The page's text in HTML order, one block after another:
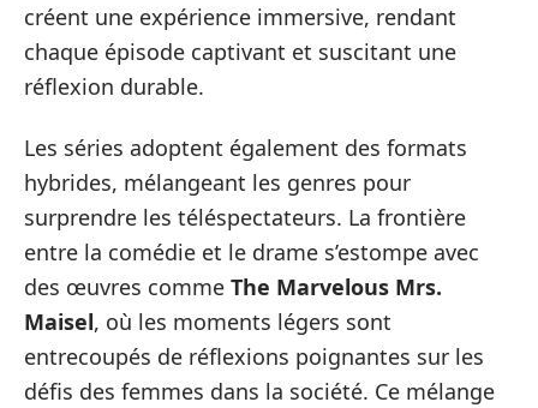
créent une expérience immersive, rendant
chaque épisode captivant et suscitant une
réflexion durable.
Les séries adoptent également des formats
hybrides, mélangeant les genres pour
surprendre les téléspectateurs. La frontière
entre la comédie et le drame s’estompe avec
des œuvres comme The Marvelous Mrs.
Maisel, où les moments légers sont
entrecoupés de réflexions poignantes sur les
défis des femmes dans la société. Ce mélange